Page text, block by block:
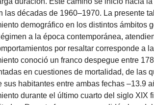
las décadas de 1960–1970. La presente
demográfico en los distintos ámbitos
a la época contemporánea,
por resaltar corresponde a
conoció un franco despegue entre
en cuestiones de mortalidad, de las
sus habitantes entre ambas fechas –13.9
durante el último cuarto del siglo XIX